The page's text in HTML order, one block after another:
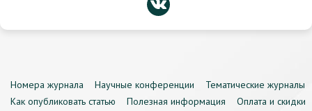
Номера журнала Научные конференции
Тематические журналы
Как опубликовать статью
Полезная информация
Оплата и скидки